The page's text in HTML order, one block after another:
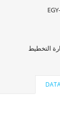
التخطيط